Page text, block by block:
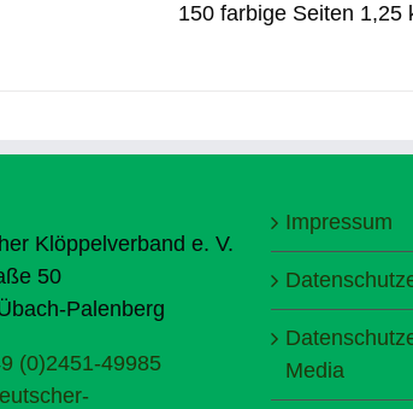
150 farbige Seiten 1,25
Klöppelverband e. V.
50
Palenberg
(0)2451-49985
Impressum
Media